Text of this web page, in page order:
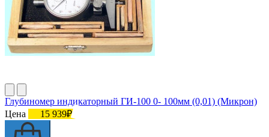
Глубиномер индикаторный ГИ-100 0- 100мм (0,01) (Микрон)
Цена
15 939₽